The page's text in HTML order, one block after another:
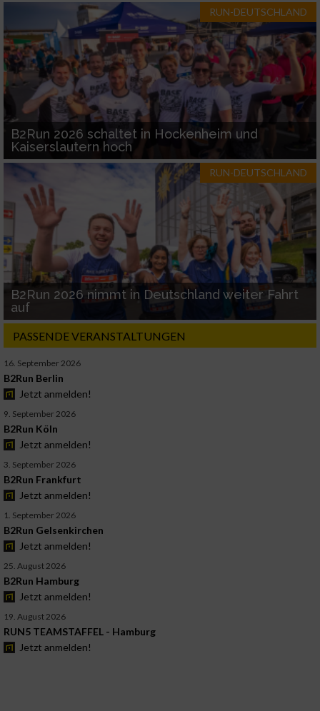
RUN-DEUTSCHLAND
B2Run 2026 schaltet in Hockenheim und
Kaiserslautern hoch
RUN-DEUTSCHLAND
B2Run 2026 nimmt in Deutschland weiter Fahrt
auf
PASSENDE VERANSTALTUNGEN
16. September 2026
B2Run Berlin
Jetzt anmelden!
9. September 2026
B2Run Köln
Jetzt anmelden!
3. September 2026
B2Run Frankfurt
Jetzt anmelden!
1. September 2026
B2Run Gelsenkirchen
Jetzt anmelden!
25. August 2026
B2Run Hamburg
Jetzt anmelden!
19. August 2026
RUN5 TEAMSTAFFEL - Hamburg
Jetzt anmelden!